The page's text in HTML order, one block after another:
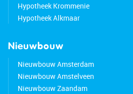
Hypotheek Krommenie
Hypotheek Alkmaar
Nieuwbouw
Nieuwbouw Amsterdam
Nieuwbouw Amstelveen
Nieuwbouw Zaandam